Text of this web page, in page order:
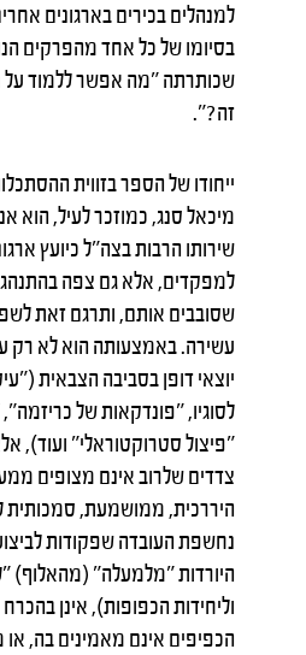
למנהלים בכירים בארגונים
בסיומו של כל אחד מהפרקים
שכותרתה "מה אפשר ללמוד על
זה?".
ייחודו של הספר בזווית
מיכאל סנג, כמוזכר לעיל, הוא
שירותו הרבות בצה"ל כיועץ
למפקדים, אלא גם צפה
שסובבים אותם, ותרגם זאת
עשירה. באמצעותה הוא לא רק
לסוגיו, "פונדקאות של
"פיצול סטרוקטוראלי" ועוד),
צדדים שלרוב אינם מצופים
היררכית, ממושמעת, סמכותית
נחשפת העובדה שפקודות
היורדות "מלמעלה" (מהאלוף)
וליחידות הכפופות), אינן
הכפיפים אינם מאמינים בה,